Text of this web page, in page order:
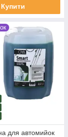
Купити
для автомийок